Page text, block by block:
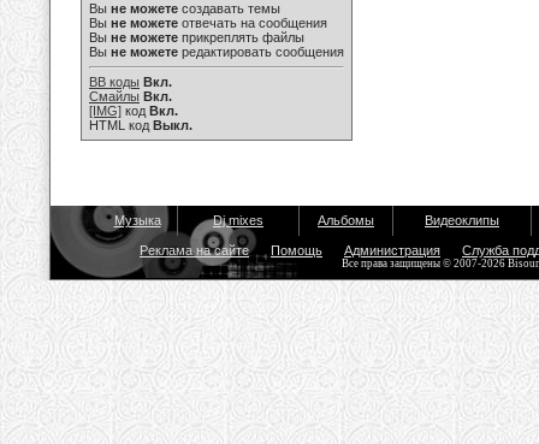
Вы не можете создавать темы
Вы не можете отвечать на сообщения
Вы не можете прикреплять файлы
Вы не можете редактировать сообщения
BB коды Вкл.
Смайлы Вкл.
[IMG] код Вкл.
HTML код Выкл.
Музыка Dj mixes Альбомы Видеоклипы
Реклама на сайте Помощь Администрация Служба
Все права защищены © 2007-2026